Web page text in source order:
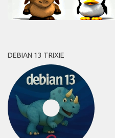
DEBIAN 13 TRIXIE